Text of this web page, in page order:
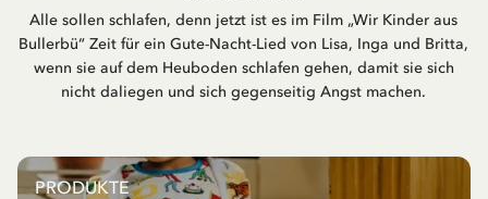
Alle sollen schlafen, denn jetzt ist es im Film „Wir Kinder aus
Bullerbü“ Zeit für ein Gute-Nacht-Lied von Lisa, Inga und Britta,
wenn sie auf dem Heuboden schlafen gehen, damit sie sich
nicht daliegen und sich gegenseitig Angst machen.
PRODUKTE